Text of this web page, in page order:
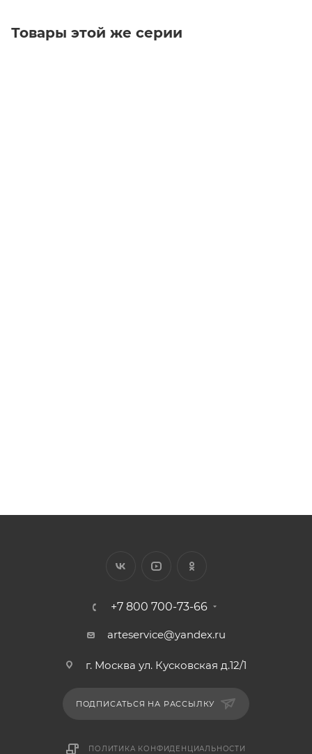
Товары этой же серии
+7 800 700-73-66
arteservice@yandex.ru
г. Москва ул. Кусковская д.12/1
ПОДПИСАТЬСЯ НА РАССЫЛКУ
ПОЛИТИКА КОНФИДЕНЦИАЛЬНОСТИ